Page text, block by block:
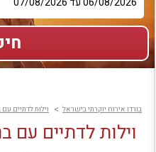
בורדו אירוח יוקרתי בישראל וילות לדתיים
וילות לדתיים